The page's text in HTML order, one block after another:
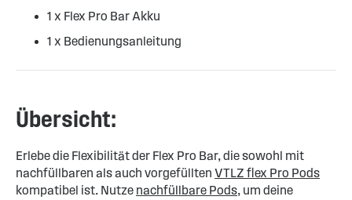
1 x Flex Pro Bar Akku
1 x Bedienungsanleitung
Übersicht:
Erlebe die Flexibilität der Flex Pro Bar, die sowohl mit
nachfüllbaren als auch vorgefüllten VTLZ flex Pro Pods
kompatibel ist. Nutze nachfüllbare Pods, um deine